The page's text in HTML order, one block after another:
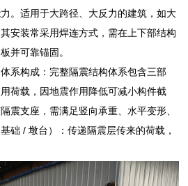
。适用于大跨径、大反力的建筑，如大
安装常采用焊连方式，需在上下部结构
并可靠锚固。
系构成：完整隔震结构体系包含三部
荷载，因地震作用降低可减小构件截
震支座，需满足竖向承重、水平变形、
础 / 墩台）：传递隔震层传来的荷载，